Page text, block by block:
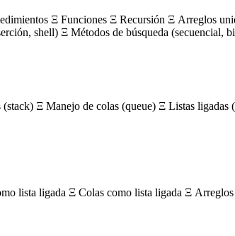
Ξ Funciones Ξ Recursión Ξ Arreglos
shell) Ξ Métodos de búsqueda (secuencial,
Ξ Manejo de colas (queue) Ξ Listas
lista ligada Ξ Colas como lista ligada Ξ